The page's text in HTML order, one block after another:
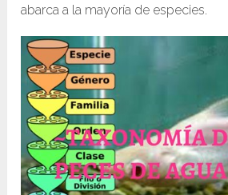
abarca a la mayoría de especies.